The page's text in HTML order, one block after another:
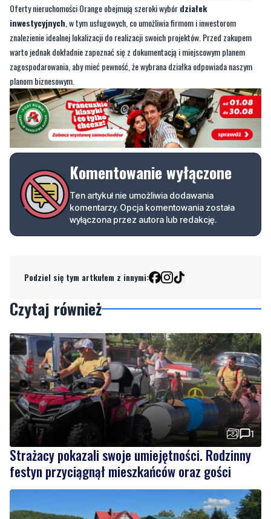
warto jednak dokładnie zapoznać się z dokumentacją i miejscowym planem
zagospodarowania, aby mieć pewność, że wybrana działka odpowiada naszym
planom biznesowym.
Komentowanie wyłączone
Ten artykuł nie umożliwia dodawania
wyłączona przez autora lub redakcję.
Podziel się tym artkułem z innymi:
1
Strażacy pokazali swoje umiejętności. Rodzinny
festyn przyciągnął mieszkańców oraz gości